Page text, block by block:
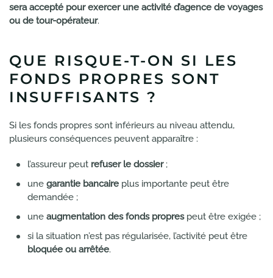
sera accepté pour exercer une activité d’agence de voyages
ou de tour-opérateur.
QUE RISQUE-T-ON SI LES
FONDS PROPRES SONT
INSUFFISANTS ?
Si les fonds propres sont inférieurs au niveau attendu,
plusieurs conséquences peuvent apparaître :
l’assureur peut refuser le dossier;
une garantie bancaire plus importante peut être
demandée ;
une augmentation des fonds proprespeut être exigée ;
si la situation n’est pas régularisée, l’activité peut être
bloquée ou arrêtée.